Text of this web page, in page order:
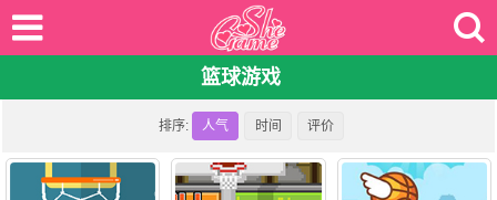
篮球游戏
排序: 人气 时间 评价